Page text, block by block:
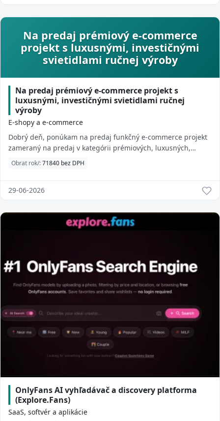
Na predaj prémiový e-commerce
projekt s luxusnými, investičnými
svietidlami ručnej výroby
Na predaj prémiový e-commerce projekt s
luxusnými, investičnými svietidlami ručnej
výroby
E-shopy a e-commerce
Dobrý deň, ponúkam na predaj funkčný e-commerce projekt
zameraný na predaj v kategórii prémiových, luxusných,
investičných svietidiel ručnej výroby...
Obrat rok/:71840 bez DPH
29-06-2026
OnlyFans AI vyhľadávač a discovery platforma
(Explore.Fans)
SaaS, softvér a aplikácie